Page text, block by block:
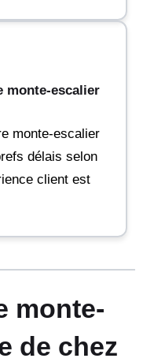
monte-escalier
monte-escalier
délais selon
client est
monte-
de chez